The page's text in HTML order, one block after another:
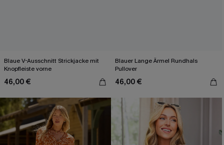
Blaue V-Ausschnitt Strickjacke mit
Knopfleiste vorne
46,00 €
Blauer Lange Ärmel Rundhals
Pullover
46,00 €